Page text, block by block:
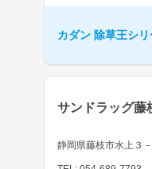
カダン 除草王シ
サンドラッグ藤
静岡県藤枝市水上３－